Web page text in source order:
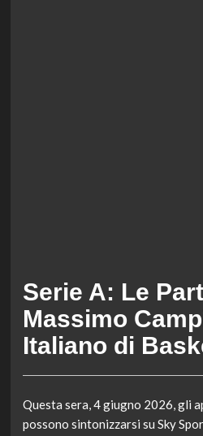
Serie A: Le
Massimo
Italiano di
Questa sera, 4 giugno 2026, gli
possono sintonizzarsi su Sky